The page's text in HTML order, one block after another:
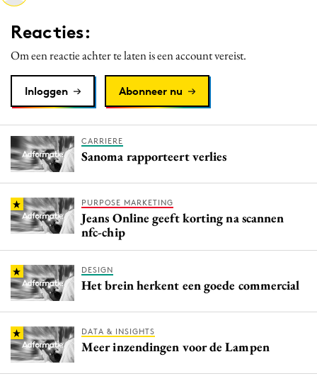
Merkstrategie
Programmatic
Purpose Marketing
Reputatie & crisis
Reacties:
Om een reactie achter te laten is een account vereist.
Inloggen Abonneer nu
CARRIERE
Sanoma rapporteert verlies
PURPOSE MARKETING
Jeans Online geeft korting na scannen
nfc-chip
DESIGN
Het brein herkent een goede commercial
DATA & INSIGHTS
Meer inzendingen voor de Lampen